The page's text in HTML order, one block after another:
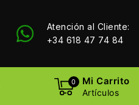
Atención al Cliente:
+34 618 47 74 84
0 Mi Carrito
Artículos